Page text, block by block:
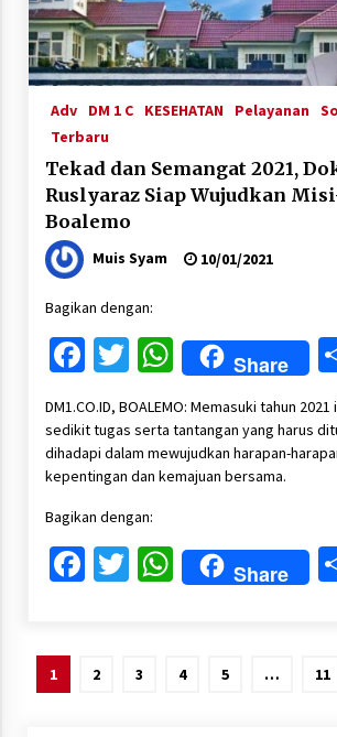
Adv DM 1 C KESEHATAN Pelayanan
Terbaru
Tekad dan Semangat 2021,
Ruslyaraz Siap Wujudkan
Boalemo
Muis Syam 10/01/2021
Bagikan dengan:
Facebook
Twitter
WhatsApp
Share
DM1.CO.ID, BOALEMO: Memasuki tahun
sedikit tugas serta tantangan yang harus
dihadapi dalam mewujudkan harapan-
kepentingan dan kemajuan bersama.
Bagikan dengan:
Facebook
Twitter
WhatsApp
Share
Paginasi
1 2 3 4 5 … 11